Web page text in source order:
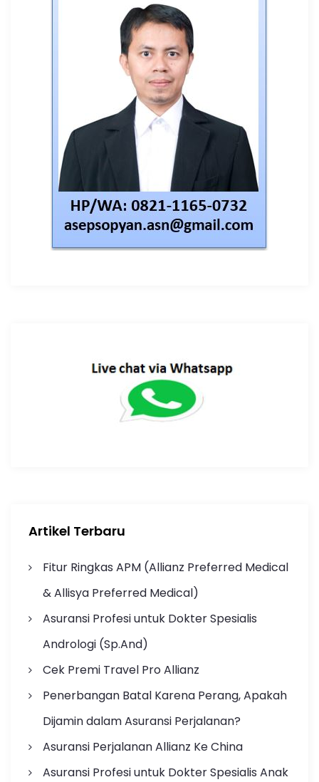
Artikel Terbaru
Fitur Ringkas APM (Allianz Preferred Medical
& Allisya Preferred Medical)
Asuransi Profesi untuk Dokter Spesialis
Andrologi (Sp.And)
Cek Premi Travel Pro Allianz
Penerbangan Batal Karena Perang, Apakah
Dijamin dalam Asuransi Perjalanan?
Asuransi Perjalanan Allianz Ke China
Asuransi Profesi untuk Dokter Spesialis Anak